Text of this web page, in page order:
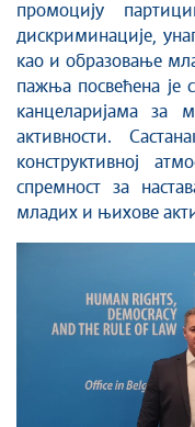
промоцију
дискриминације,
као и образовање
пажња посвећена је
канцеларијама за
активности.
конструктивној
спремност за
младих и њихове